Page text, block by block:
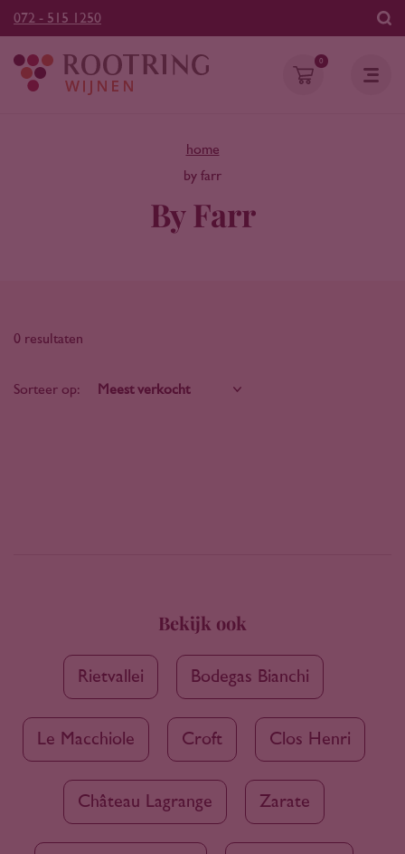
072 - 515 1250
0
home
by farr
By Farr
0 resultaten
Sorteer op:
Bekijk ook
Rietvallei Bodegas Bianchi
Le Macchiole Croft Clos Henri
Château Lagrange Zarate